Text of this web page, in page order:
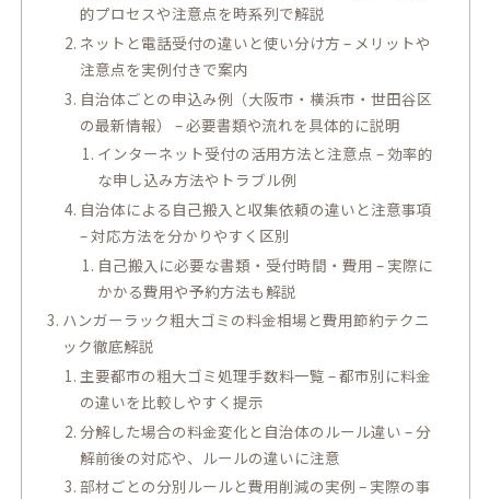
的プロセスや注意点を時系列で解説
ネットと電話受付の違いと使い分け方 – メリットや
注意点を実例付きで案内
自治体ごとの申込み例（大阪市・横浜市・世田谷区
の最新情報） – 必要書類や流れを具体的に説明
インターネット受付の活用方法と注意点 – 効率的
な申し込み方法やトラブル例
自治体による自己搬入と収集依頼の違いと注意事項
– 対応方法を分かりやすく区別
自己搬入に必要な書類・受付時間・費用 – 実際に
かかる費用や予約方法も解説
ハンガーラック粗大ゴミの料金相場と費用節約テクニ
ック徹底解説
主要都市の粗大ゴミ処理手数料一覧 – 都市別に料金
の違いを比較しやすく提示
分解した場合の料金変化と自治体のルール違い – 分
解前後の対応や、ルールの違いに注意
部材ごとの分別ルールと費用削減の実例 – 実際の事